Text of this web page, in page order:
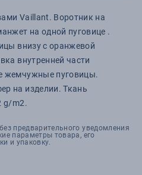
Vaillant. Воротник на
на одной пуговице .
внизу с оранжевой
внутренней части
жемчужные пуговицы.
на изделии. Ткань
g/m2.
предварительного уведомления
параметры товара, его
и упаковку.